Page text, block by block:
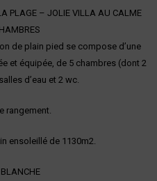
PLAGE – JOLIE VILLA AU CALME
de plain pied se compose d’une
et équipée, de 5 chambres (dont 2
d’eau et 2 wc.
rangement.
ensoleillé de 1130m2.